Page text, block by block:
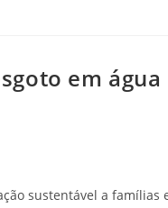
em
sustentável a famílias